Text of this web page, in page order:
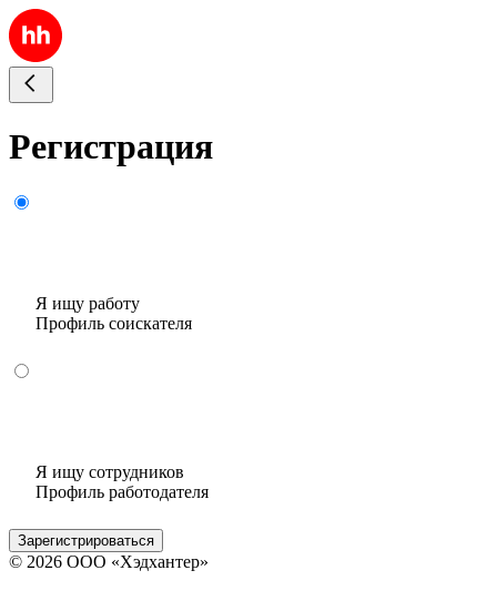
Регистрация
Я ищу работу
Профиль соискателя
Я ищу сотрудников
Профиль работодателя
Зарегистрироваться
© 2026 ООО «Хэдхантер»